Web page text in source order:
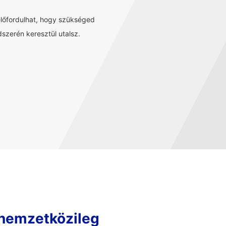
hogy szükséged
keresztül utalsz.